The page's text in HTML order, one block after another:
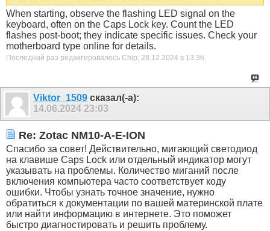
When starting, observe the flashing LED signal on the
keyboard, often on the Caps Lock key. Count the LED
flashes post-boot; they indicate specific issues. Check your
motherboard type online for details.
Последний раз редактировалось Chip; 28.12.2024 в 13:36
Viktor_1509 сказал(-а):
14.06.2024 23:03
Re: Zotac NM10-A-E-ION
Спасибо за совет! Действительно, мигающий светодиод
на клавише Caps Lock или отдельный индикатор могут
указывать на проблемы. Количество миганий после
включения компьютера часто соответствует коду
ошибки. Чтобы узнать точное значение, нужно
обратиться к документации по вашей материнской плате
или найти информацию в интернете. Это поможет
быстро диагностировать и решить проблему.